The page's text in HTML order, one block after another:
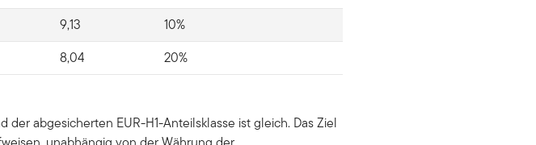
9,13
10%
8,04 20%
abgesicherten EUR-H1-Anteilsklasse ist gleich. Das Ziel